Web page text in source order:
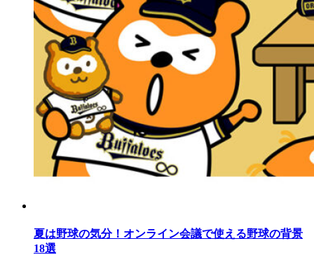
夏は野球の気分！オンライン会議で使える野球の背景
18選